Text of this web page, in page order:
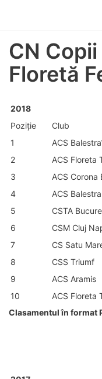
CN
Floretă
2018
Poziție
Club
1
ACS
2
ACS Floreta
3
ACS Corona
4
ACS
5
CSTA
6
CSM Cluj
7
CS Satu
8
CSS Triumf
9
ACS Aramis
10
ACS Floreta
Clasamentul în format